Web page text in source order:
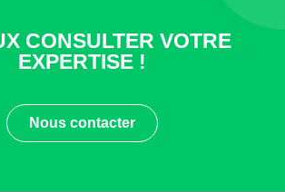
CONSULTER VOTRE
EXPERTISE !
Nous contacter